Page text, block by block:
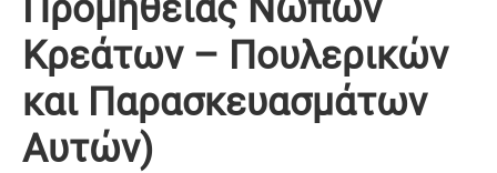
Κρεάτων – Πουλερικών
και Παρασκευασμάτων
Αυτών)